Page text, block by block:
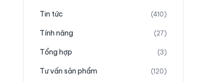
Tin tức (410)
Tính năng (27)
Tổng hợp (3)
Tư vấn sản phẩm (120)